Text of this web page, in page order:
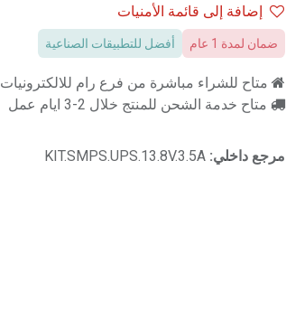
إضافة إلى قائمة الأمنيات
ضمان لمدة 1 عام أفضل للتطبيقات الصناعية
متاح للشراء مباشرة من فرع رام للالكترونيات
متاح خدمة الشحن للمنتج خلال 2-3 ايام عمل
مرجع داخلي: KIT.SMPS.UPS.13.8V.3.5A